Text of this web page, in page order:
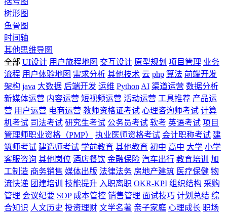
树形图
鱼骨图
时间轴
其他思维导图
全部 UI设计 用户旅程地图 交互设计 原型规划 项目管理 业务
流程 用户体验地图 需求分析 其他技术 云 php 算法 前端开发
架构 java 大数据 后端开发 运维 Python AI 渠道运营 数据分析
新媒体运营 内容运营 短视频运营 活动运营 工具推荐 产品运
营 用户运营 电商运营 教师资格证考试 心理咨询师考试 计算
机考试 司法考试 研究生考试 公务员考试 软考 英语考试 项目
管理师职业资格（PMP）
执业医师资格考试 会计职称考试 建
筑师考试 建造师考试 学前教育 其他教育 初中 高中 大学 小学
客服咨询 其他岗位 酒店餐饮 金融保险 汽车出行 教育培训
加
工制造 商务销售 媒体出版 法律法务 房地产建筑 医疗保健 物
流快递 团建培训 技能提升 入职离职 OKR-KPI 组织结构 采购
管理 会议纪要 SOP 成本管控 销售管理 面试技巧 计划总结 综
合知识 人文历史 投资理财 文学名著 亲子家庭 心理成长 职场